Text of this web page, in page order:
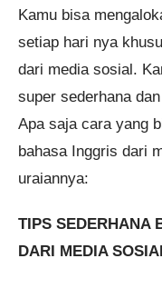
Kamu bisa
setiap hari nya
dari media sosial.
super sederhana
Apa saja cara yang
bahasa Inggris dari
uraiannya:
TIPS SEDERHANA
DARI MEDIA